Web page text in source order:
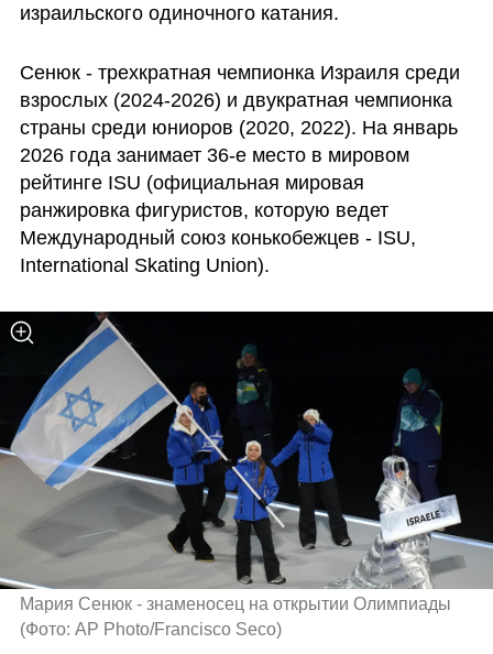
израильского одиночного катания.
Сенюк - трехкратная чемпионка Израиля среди
взрослых (2024-2026) и двукратная чемпионка
страны среди юниоров (2020, 2022). На январь
2026 года занимает 36-е место в мировом
рейтинге ISU (официальная мировая
ранжировка фигуристов, которую ведет
Международный союз конькобежцев - ISU,
International Skating Union).
(Фото: AP Photo/Francisco Seco)